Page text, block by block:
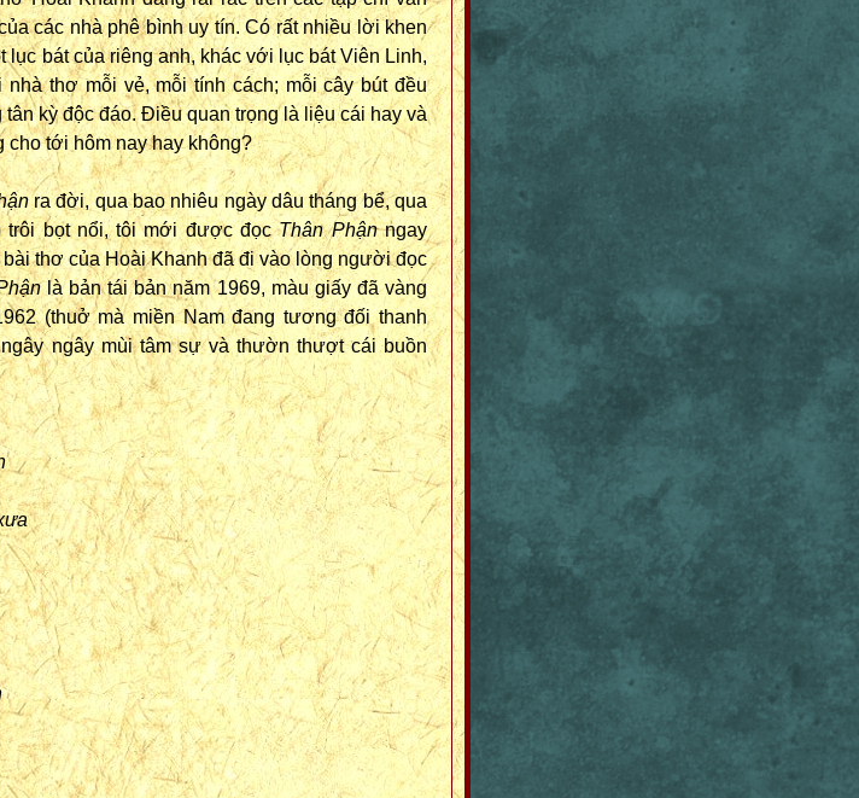
các nhà phê bình uy tín. Có rất nhiều lời khen
lục bát của riêng anh, khác với lục bát Viên Linh,
thơ mỗi vẻ, mỗi tính cách; mỗi cây bút đều
kỳ độc đáo. Điều quan trọng là liệu cái hay và
tới hôm nay hay không?
ra đời, qua bao nhiêu ngày dâu tháng bể, qua
trôi bọt nổi, tôi mới được đọcThân Phậnngay
thơ của Hoài Khanh đã đi vào lòng người đọc
là bản tái bản năm 1969, màu giấy đã vàng
(thuở mà miền Nam đang tương đối thanh
ngây mùi tâm sự và thườn thượt cái buồn